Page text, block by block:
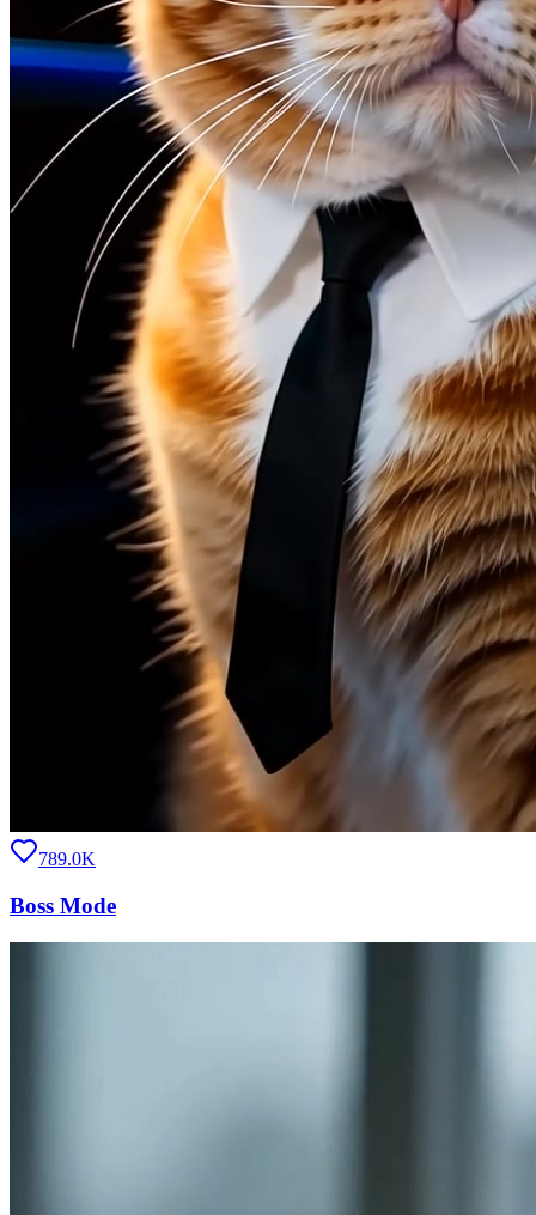
789.0K
Boss Mode